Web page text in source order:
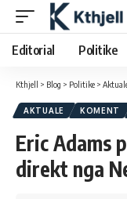
Editorial Politike
Kthjell > Blog > Politike >
AKTUALE KOMENT
Eric Adams
direkt nga